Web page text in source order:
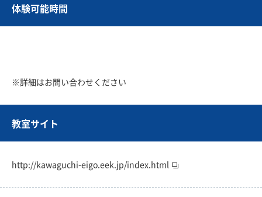
体験可能時間
※詳細はお問い合わせください
教室サイト
http://kawaguchi-eigo.eek.jp/index.html